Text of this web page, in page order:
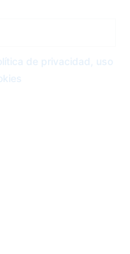
de privacidad, uso